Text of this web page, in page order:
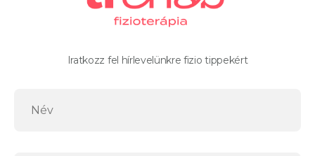
Iratkozz fel hírlevelünkre fizio tippekért